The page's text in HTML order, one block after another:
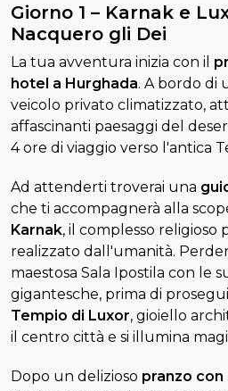
Giorno 1 – Karnak e
Nacquero gli Dei
La tua avventura inizia con il
hotel a Hurghada. A bordo di
veicolo privato climatizzato,
affascinanti paesaggi del
4 ore di viaggio verso l'antica
Ad attenderti troverai una
che ti accompagnerà alla
Karnak, il complesso religioso
realizzato dall'umanità.
maestosa Sala Ipostila con le
gigantesche, prima di
Tempio di Luxor, gioiello
il centro città e si illumina
Dopo un delizioso pranzo